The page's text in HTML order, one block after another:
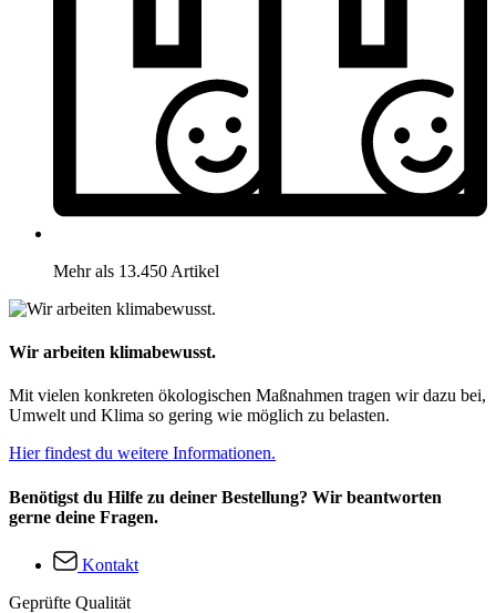
Mehr als 13.450 Artikel
Wir arbeiten klimabewusst.
Mit vielen konkreten ökologischen Maßnahmen tragen wir dazu bei,
Umwelt und Klima so gering wie möglich zu belasten.
Hier findest du weitere Informationen.
Benötigst du Hilfe zu deiner Bestellung? Wir beantworten
gerne deine Fragen.
Kontakt
Geprüfte Qualität